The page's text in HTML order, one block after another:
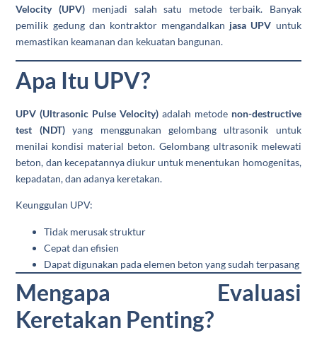
Velocity (UPV) menjadi salah satu metode terbaik. Banyak
pemilik gedung dan kontraktor mengandalkan jasa UPV untuk
memastikan keamanan dan kekuatan bangunan.
Apa Itu UPV?
UPV (Ultrasonic Pulse Velocity) adalah metode non-destructive
test (NDT)yang menggunakan gelombang ultrasonik untuk
menilai kondisi material beton. Gelombang ultrasonik melewati
beton, dan kecepatannya diukur untuk menentukan homogenitas,
kepadatan, dan adanya keretakan.
Keunggulan UPV:
Tidak merusak struktur
Cepat dan efisien
Dapat digunakan pada elemen beton yang sudah terpasang
Mengapa Evaluasi
Keretakan Penting?